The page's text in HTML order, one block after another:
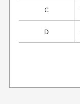
C
D